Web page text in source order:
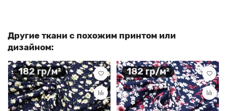
Другие ткани с похожим принтом или
дизайном:
182 гр/м² 182 гр/м²